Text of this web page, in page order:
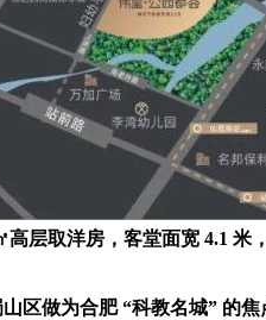
高层取洋房，客堂面宽 4.1
做为合肥 “科教名城” 的焦